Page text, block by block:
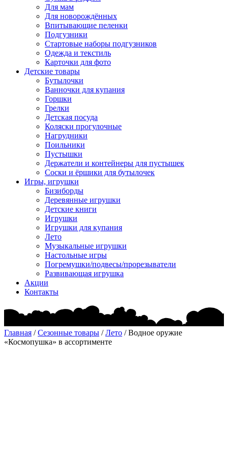
Для мам
Для новорождённых
Впитывающие пеленки
Подгузники
Стартовые наборы подгузников
Одежда и текстиль
Карточки для фото
Детские товары
Бутылочки
Ванночки для купания
Горшки
Грелки
Детская посуда
Коляски прогулочные
Нагрудники
Поильники
Пустышки
Держатели и контейнеры для пустышек
Соски и ёршики для бутылочек
Игры, игрушки
Бизиборды
Деревянные игрушки
Детские книги
Игрушки
Игрушки для купания
Лето
Музыкальные игрушки
Настольные игры
Погремушки/подвесы/прорезыватели
Развивающая игрушка
Акции
Контакты
Главная /Сезонные товары /Лето / Водное оружие
«Космопушка» в ассортименте